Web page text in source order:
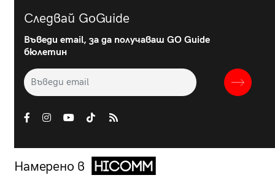
Следвай GoGuide
Въведи email, за да получаваш GO Guide
бюлетин
Намерено в